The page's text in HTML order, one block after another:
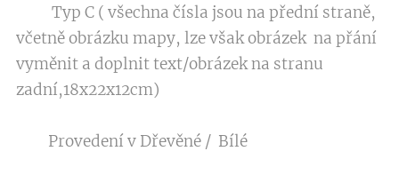
Typ C ( všechna čísla jsou na přední straně,
včetně obrázku mapy, lze však obrázek na přání
vyměnit a doplnit text/obrázek na stranu
zadní,18x22x12cm)
Provedení v Dřevěné / Bílé